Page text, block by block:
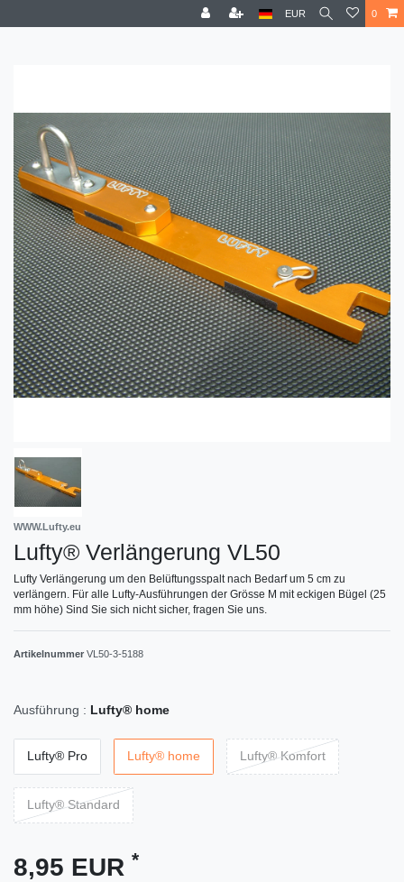
EUR 0
WWW.Lufty.eu
Lufty® Verlängerung VL50
Lufty Verlängerung um den Belüftungsspalt nach Bedarf um 5 cm zu
verlängern. Für alle Lufty-Ausführungen der Grösse M mit eckigen Bügel (25
mm höhe) Sind Sie sich nicht sicher, fragen Sie uns.
Artikelnummer VL50-3-5188
Ausführung : Lufty® home
Lufty® Pro Lufty® home Lufty® Komfort
Lufty® Standard
8,95 EUR *